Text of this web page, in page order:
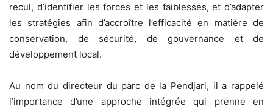
recul, d’identifier les forces et les faiblesses, et d’adapter
les stratégies afin d’accroître l’efficacité en matière de
conservation, de sécurité, de gouvernance et de
développement local.
Au nom du directeur du parc de la Pendjari, il a rappelé
l’importance d’une approche intégrée qui prenne en